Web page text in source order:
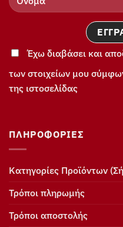
Έχω διαβάσει και
των στοιχείων μου
της ιστοσελίδας
ΠΛΗΡΟΦΟΡΊΕΣ
Κατηγορίες Προϊόντων
Τρόποι πληρωμής
Τρόποι αποστολής